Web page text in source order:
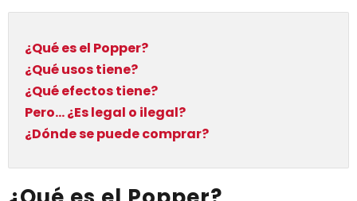
¿Qué es el Popper?
¿Qué usos tiene?
¿Qué efectos tiene?
Pero... ¿Es legal o ilegal?
¿Dónde se puede comprar?